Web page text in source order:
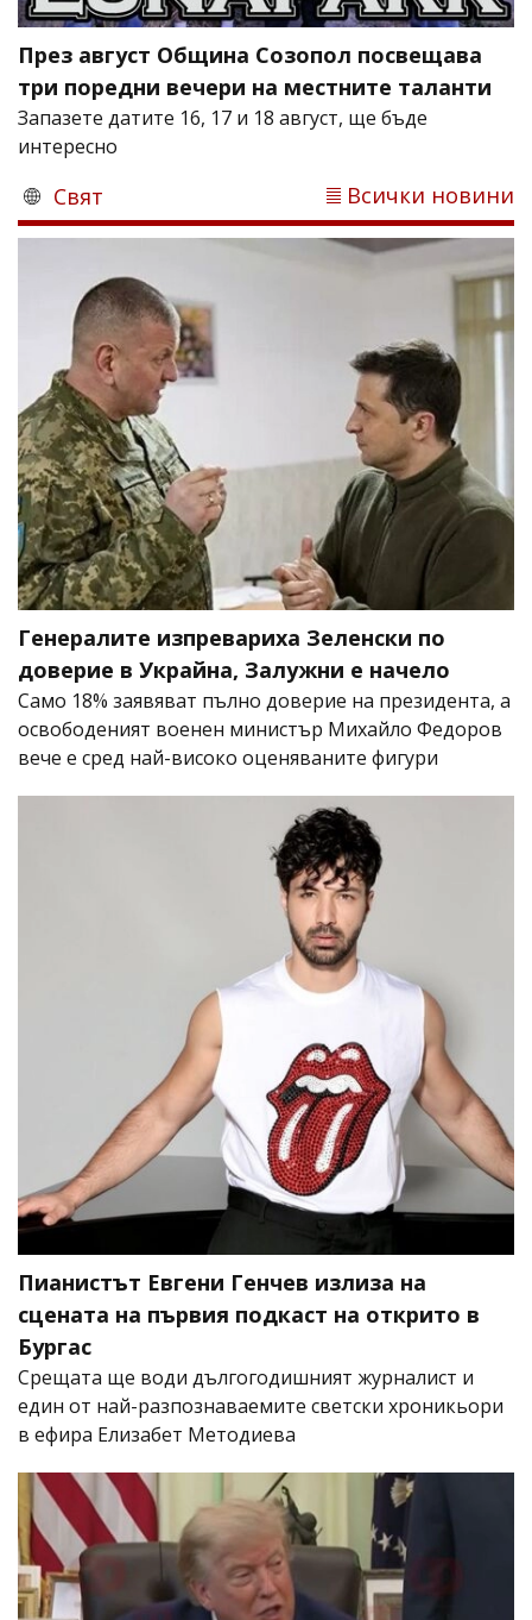
През август Община Созопол посвещава
три поредни вечери на местните таланти
Запазете датите 16, 17 и 18 август, ще бъде
интересно
Свят Всички новини
Генералите изпревариха Зеленски по
доверие в Украйна, Залужни е начело
Само 18% заявяват пълно доверие на президента, а
освободеният военен министър Михайло Федоров
вече е сред най-високо оценяваните фигури
Пианистът Евгени Генчев излиза на
сцената на първия подкаст на открито в
Бургас
Срещата ще води дългогодишният журналист и
един от най-разпознаваемите светски хроникьори
в ефира Елизабет Методиева